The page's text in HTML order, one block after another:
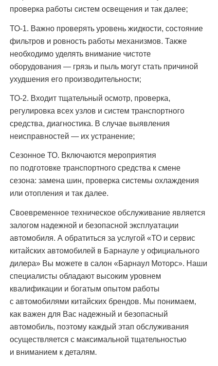
проверка работы систем освещения и так далее;
ТО-1. Важно проверять уровень жидкости, состояние
фильтров и ровность работы механизмов. Также
необходимо уделять внимание чистоте
оборудования — грязь и пыль могут стать причиной
ухудшения его производительности;
ТО-2. Входит тщательный осмотр, проверка,
регулировка всех узлов и систем транспортного
средства, диагностика. В случае выявления
неисправностей — их устранение;
Сезонное ТО. Включаются мероприятия
по подготовке транспортного средства к смене
сезона: замена шин, проверка системы охлаждения
или отопления и так далее.
Своевременное техническое обслуживание является
залогом надежной и безопасной эксплуатации
автомобиля. А обратиться за услугой «ТО и сервис
китайских автомобилей в Барнауле у официального
дилера» Вы можете в салон «Барнаул Моторс». Наши
специалисты обладают высоким уровнем
квалификации и богатым опытом работы
с автомобилями китайских брендов. Мы понимаем,
как важен для Вас надежный и безопасный
автомобиль, поэтому каждый этап обслуживания
осуществляется с максимальной тщательностью
и вниманием к деталям.